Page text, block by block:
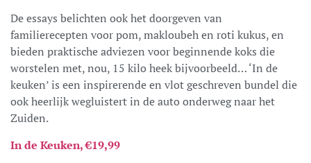
De essays belichten ook het doorgeven van
familierecepten voor pom, makloubeh en roti kukus, en
bieden praktische adviezen voor beginnende koks die
worstelen met, nou, 15 kilo heek bijvoorbeeld… ‘In de
keuken’ is een inspirerende en vlot geschreven bundel die
ook heerlijk wegluistert in de auto onderweg naar het
Zuiden.
In de Keuken, €19,99